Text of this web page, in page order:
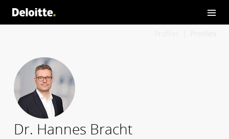
Dr. Hannes Bracht